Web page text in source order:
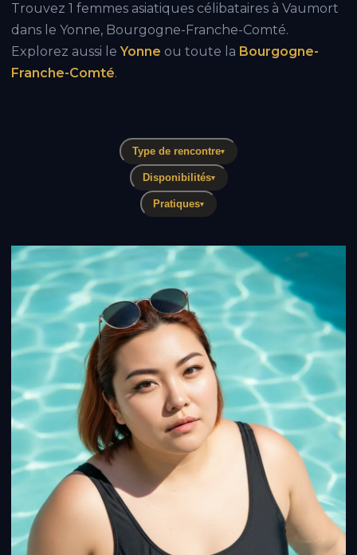
Trouvez 1 femmes asiatiques célibataires à Vaumort
dans le Yonne, Bourgogne-Franche-Comté.
Explorez aussi leYonne ou toute la Bourgogne-
Franche-Comté.
Type de rencontre▾
Disponibilités▾
Pratiques▾